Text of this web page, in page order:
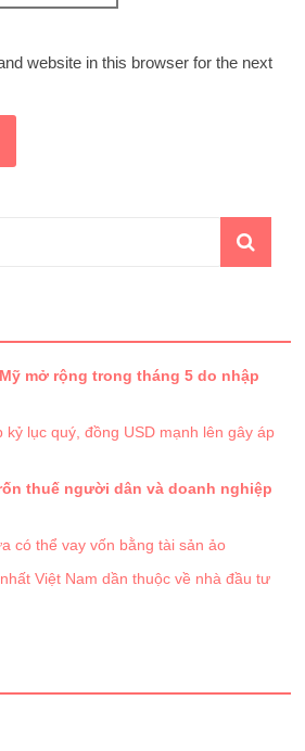
website in this browser for the next
mở rộng trong tháng 5 do nhập
kỷ lục quý, đồng USD mạnh lên gây áp
thuế người dân và doanh nghiệp
có thể vay vốn bằng tài sản ảo
Việt Nam dần thuộc về nhà đầu tư